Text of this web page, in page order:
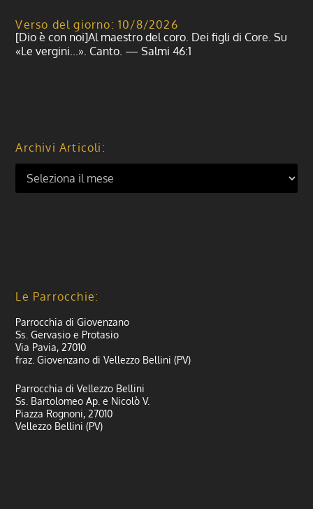
Verso del giorno: 10/8/2026
[Dio è con noi]Al maestro del coro. Dei figli di Core. Su
«Le vergini...». Canto. — Salmi 46:1
Archivi Articoli:
Le Parrocchie:
Parrocchia di Giovenzano
Ss. Gervasio e Protasio
Via Pavia, 27010
fraz. Giovenzano di Vellezzo Bellini (PV)
Parrocchia di Vellezzo Bellini
Ss. Bartolomeo Ap. e Nicolò V.
Piazza Rognoni, 27010
Vellezzo Bellini (PV)